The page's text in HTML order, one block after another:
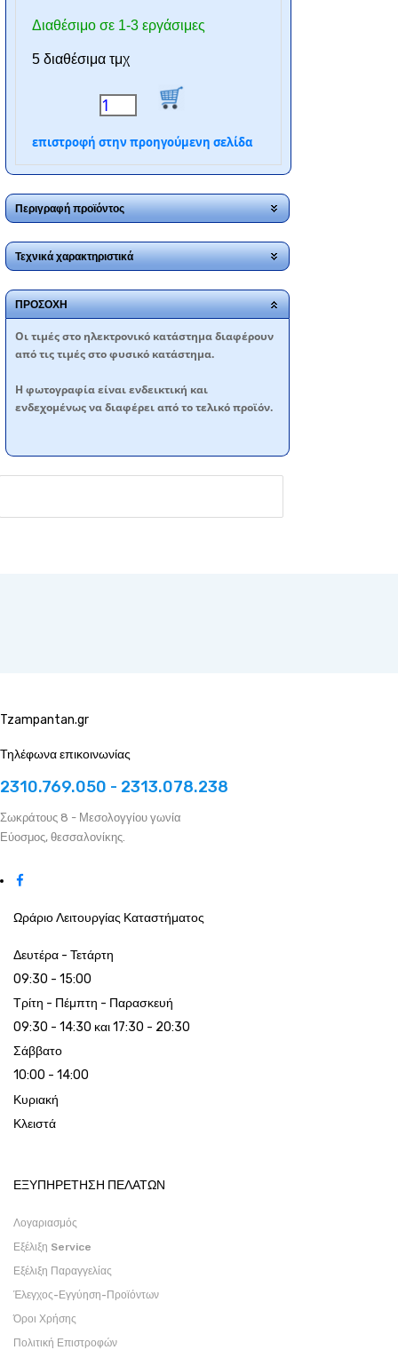
Διαθέσιμο σε 1-3 εργάσιμες
5 διαθέσιμα τμχ
επιστροφή στην προηγούμενη σελίδα
Περιγραφή προϊόντος
Τεχνικά χαρακτηριστικά
ΠΡΟΣΟΧΗ
Oι τιμές στο ηλεκτρονικό κατάστημα διαφέρουν
από τις τιμές στο φυσικό κατάστημα.
Η φωτογραφία είναι ενδεικτική και
ενδεχομένως να διαφέρει από το τελικό προϊόν.
Tzampantan.gr
Τηλέφωνα επικοινωνίας
2310.769.050 - 2313.078.238
Σωκράτους 8 - Μεσολογγίου γωνία
Εύοσμος, θεσσαλονίκης.
Ωράριο Λειτουργίας Καταστήματος
Δευτέρα - Τετάρτη
09:30 - 15:00
Τρίτη - Πέμπτη - Παρασκευή
09:30 - 14:30 και 17:30 - 20:30
Σάββατο
10:00 - 14:00
Κυριακή
Κλειστά
ΕΞΥΠΗΡΕΤΗΣΗ ΠΕΛΑΤΩΝ
Λογαριασμός
Εξέλιξη Service
Εξέλιξη Παραγγελίας
Έλεγχος-Εγγύηση-Προϊόντων
Όροι Χρήσης
Πολιτική Επιστροφών